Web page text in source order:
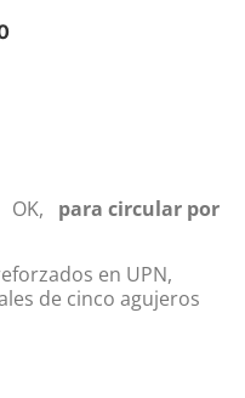
OK,
para circular por
en UPN,
de cinco agujeros